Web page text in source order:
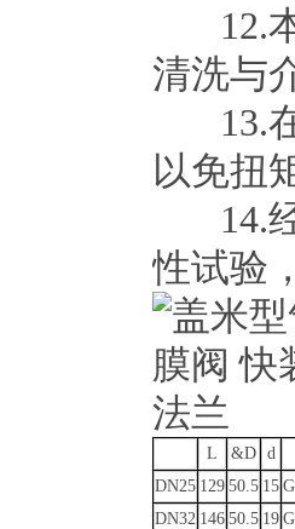
12.本
清洗与
13.在
以免扭
14.经
性试验
L &D d
DN25 129 50.5 15
DN32 146 50.5 19